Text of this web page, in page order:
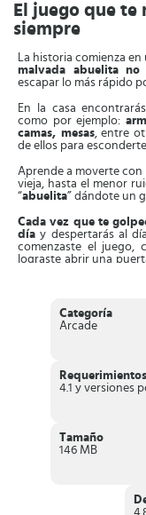
El juego que te
siempre
La historia comienza
malvada abuelita
escapar lo más rápido
En la casa
como por ejemplo:
camas, mesas, entre
de ellos para
Aprende a moverte con
vieja, hasta el menor
“abuelita” dándote un
Cada vez que te
día y despertarás al
comenzaste el juego,
lograste abrir una
, pero
llaves para abrir las
de las ventanas para
esconderte
armario, ¡Tú decides!
o en cualquier lugar
dejes que te atrape!
Categoría
Arcade
Requerimientos
Tamaño
146 MB